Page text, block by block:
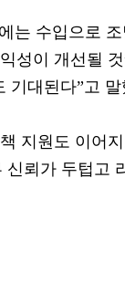
는 수입으로
성이 개선될
기대된다”고 말
지원도 이어
신뢰가 두텁고